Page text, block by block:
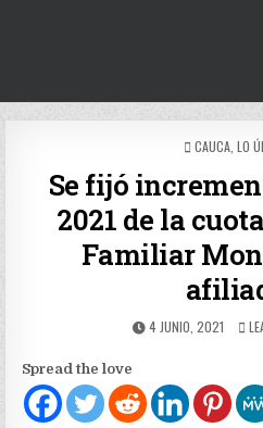
POSTED
CAUCA LO
Se fijó
2021 de la
Familiar
PUBLISHED
4 JUNIO, 2021
Spread the love